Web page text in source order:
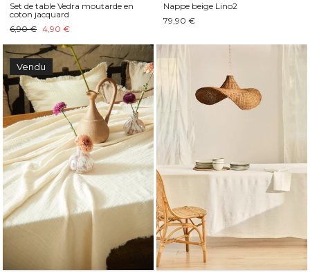
Set de table Vedra moutarde en
coton jacquard
6,90 € 4,90 €
Nappe beige Lino2
79,90 €
Vendu